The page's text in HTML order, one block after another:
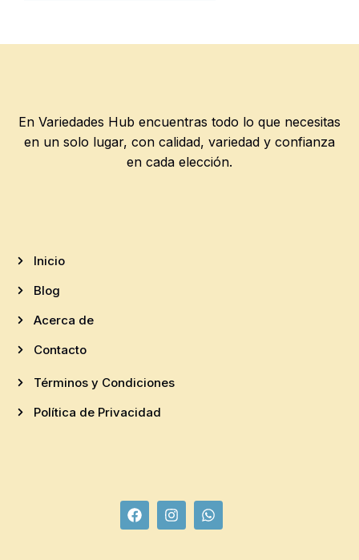
En Variedades Hub encuentras todo lo que necesitas
en un solo lugar, con calidad, variedad y confianza
en cada elección.
Inicio
Blog
Acerca de
Contacto
Términos y Condiciones
Política de Privacidad